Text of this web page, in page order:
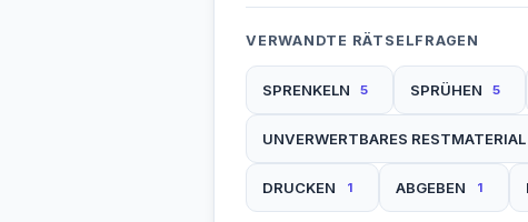
VERWANDTE RÄTSELFRAGEN
SPRENKELN 5 SPRÜHEN 5
UNVERWERTBARES RESTMATERIAL
DRUCKEN 1 ABGEBEN 1